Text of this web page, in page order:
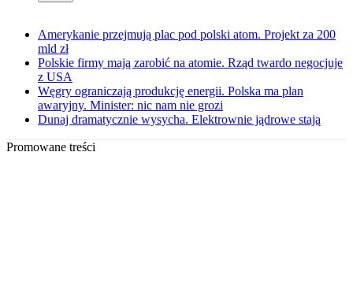
Amerykanie przejmują plac pod polski atom. Projekt za 200
mld zł
Polskie firmy mają zarobić na atomie. Rząd twardo negocjuje
z USA
Węgry ograniczają produkcję energii. Polska ma plan
awaryjny. Minister: nic nam nie grozi
Dunaj dramatycznie wysycha. Elektrownie jądrowe stają
Promowane treści